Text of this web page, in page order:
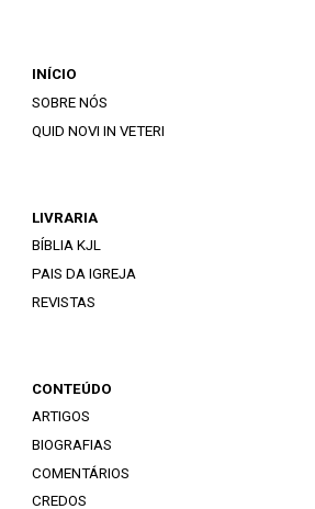
INÍCIO
SOBRE NÓS
QUID NOVI IN VETERI
LIVRARIA
BÍBLIA KJL
PAIS DA IGREJA
REVISTAS
CONTEÚDO
ARTIGOS
BIOGRAFIAS
COMENTÁRIOS
CREDOS